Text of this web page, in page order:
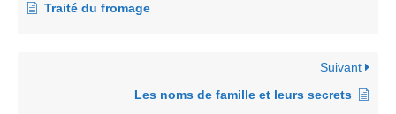
Traité du fromage
Suivant
Les noms de famille et leurs secrets